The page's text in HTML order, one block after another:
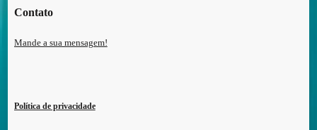
Contato
Mande a sua mensagem!
Política de privacidade